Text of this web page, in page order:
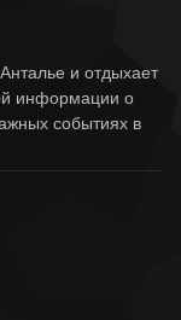
и отдыхает
информации о
событиях в